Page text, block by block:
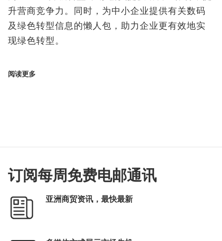
升营商竞争力。同时，为中小企业提供有关数码
及绿色转型信息的懒人包，助力企业更有效地实
现绿色转型。
阅读更多
订阅每周免费电邮通讯
亚洲商贸资讯，最快最新